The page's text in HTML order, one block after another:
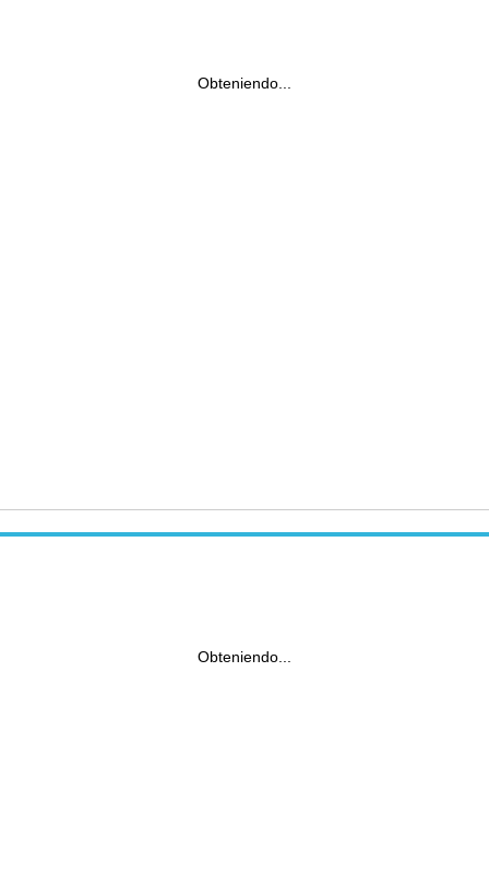
Obteniendo...
Obteniendo...